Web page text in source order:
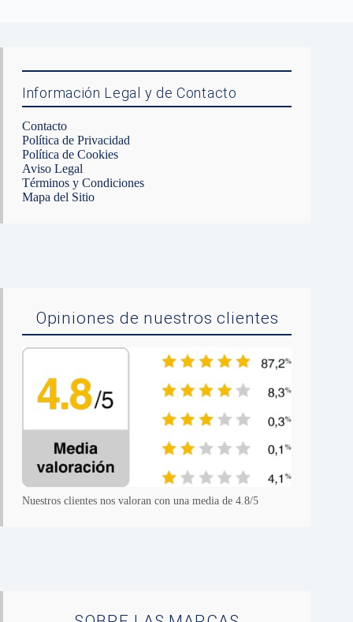
Información Legal y de Contacto
Contacto
Política de Privacidad
Política de Cookies
Aviso Legal
Términos y Condiciones
Mapa del Sitio
Opiniones de nuestros clientes
Nuestros clientes nos valoran con una media de 4.8/5